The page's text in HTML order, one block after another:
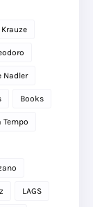
Nadler
Books
Tempo
LAGS